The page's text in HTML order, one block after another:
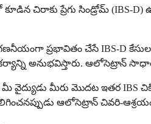
చిరాకు ప్రేగు సిండ్రోమ్ (IBS-
ప్రభావితం చేసే IBS-D
అనుభవిస్తారు. ఆలోసెట్రాన్
వైద్యుడు మీరు మొదట ఇతర IBS
ఆలోసెట్రాన్ చివరి-